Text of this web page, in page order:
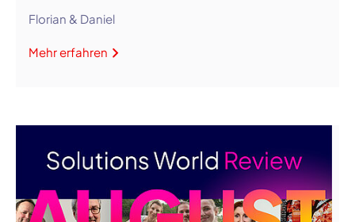
Florian & Daniel
Mehr erfahren